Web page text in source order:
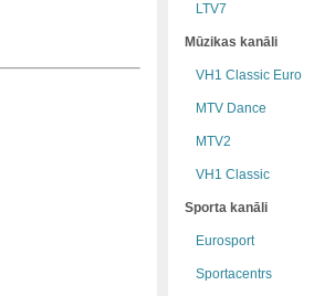
LTV7
Mūzikas kanāli
VH1 Classic Euro
MTV Dance
MTV2
VH1 Classic
Sporta kanāli
Eurosport
Sportacentrs